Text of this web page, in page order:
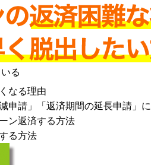
る
なる理由
申請」「返済期間の延長申請」
ン返済する方法
る方法